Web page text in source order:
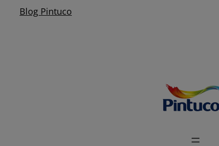
Blog Pintuco